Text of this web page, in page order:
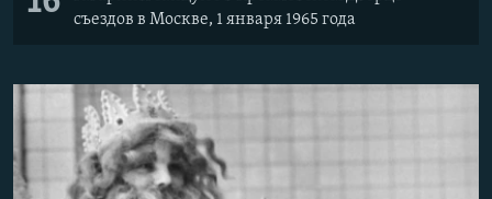
съездов в Москве, 1 января 1965 года